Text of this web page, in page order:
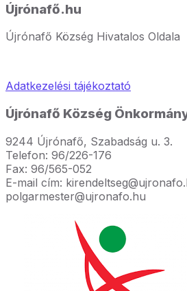
Újrónafő.hu
Újrónafő Község Hivatalos Oldala
Adatkezelési tájékoztató
Újrónafő Község
9244 Újrónafő, Szabadság u. 3.
Telefon: 96/226-176
Fax: 96/565-052
E-mail cím:
polgarmester@ujronafo.hu